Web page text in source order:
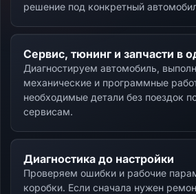
решение под конкретный
Сервис, тюнинг и запчасти в
Диагностируем автомобиль,
механические и программные
необходимые детали без поездок
сервисам.
Диагностика до настройки
Проверяем ошибки и рабочие
коробки. Если сначала нужен